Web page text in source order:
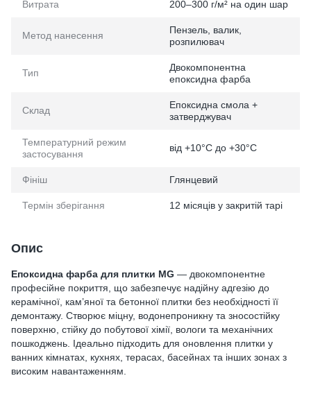
Витрата 200–300 г/м² на один шар
Метод нанесення
Пензель, валик,
розпилювач
Тип
Двокомпонентна
епоксидна фарба
Склад
Епоксидна смола +
затверджувач
Температурний режим
застосування
від +10°C до +30°C
Фініш Глянцевий
Термін зберігання 12 місяців у закритій тарі
Опис
Епоксидна фарба для плитки MG — двокомпонентне
професійне покриття, що забезпечує надійну адгезію до
керамічної, кам’яної та бетонної плитки без необхідності її
демонтажу. Створює міцну, водонепроникну та зносостійку
поверхню, стійку до побутової хімії, вологи та механічних
пошкоджень. Ідеально підходить для оновлення плитки у
ванних кімнатах, кухнях, терасах, басейнах та інших зонах з
високим навантаженням.